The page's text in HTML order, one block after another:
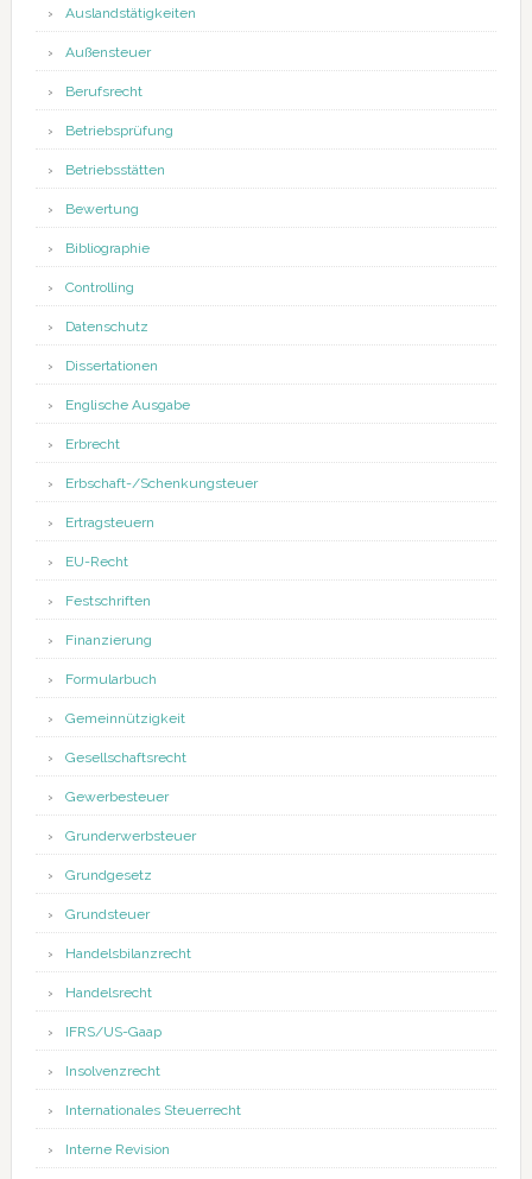
Auslandstätigkeiten
Außensteuer
Berufsrecht
Betriebsprüfung
Betriebsstätten
Bewertung
Bibliographie
Controlling
Datenschutz
Dissertationen
Englische Ausgabe
Erbrecht
Erbschaft-/Schenkungsteuer
Ertragsteuern
EU-Recht
Festschriften
Finanzierung
Formularbuch
Gemeinnützigkeit
Gesellschaftsrecht
Gewerbesteuer
Grunderwerbsteuer
Grundgesetz
Grundsteuer
Handelsbilanzrecht
Handelsrecht
IFRS/US-Gaap
Insolvenzrecht
Internationales Steuerrecht
Interne Revision